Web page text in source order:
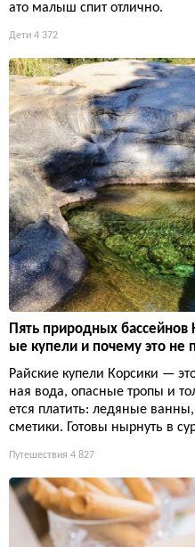
ато малыш спит отлично.
Дети 4 372
Пять природных бассейнов
ые купели и почему это не
Райские купели Корсики —
ная вода, опасные тропы и
ется платить: ледяные
сметики. Готовы нырнуть в
Путешествия 4 827